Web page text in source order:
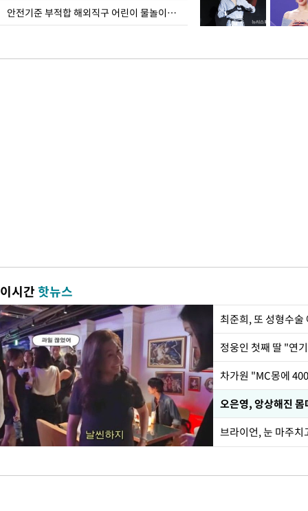
안전기준 부적합 해외직구 어린이 물놀이용품 판매 중단 요청한 서울시
이시간핫뉴스
최준희, 또 성형수
정웅인 첫째 딸 "연
오은영, 앙상해진